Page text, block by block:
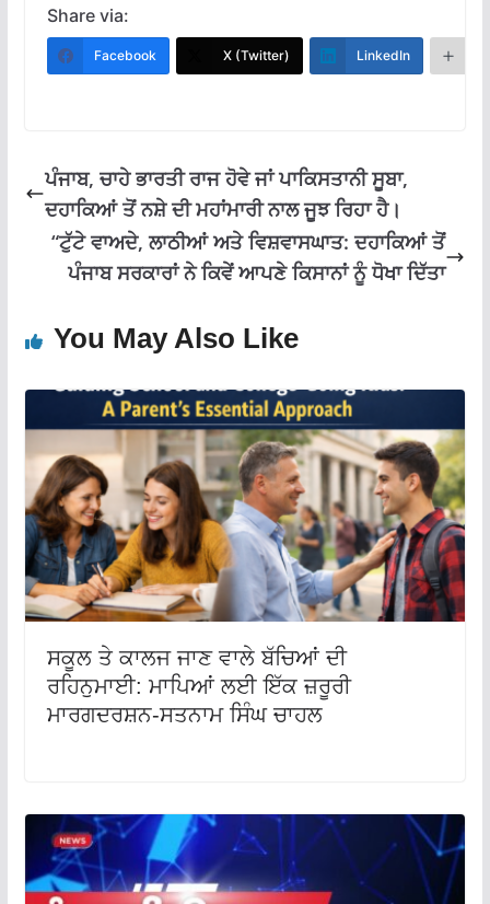
e
b
k
at
s
p
e
gr
ai
l
ar
e
Share via:
Facebook X (Twitter) LinkedIn
ਪੰਜਾਬ, ਚਾਹੇ ਭਾਰਤੀ ਰਾਜ ਹੋਵੇ ਜਾਂ ਪਾਕਿਸਤਾਨੀ ਸੂਬਾ,
ਦਹਾਕਿਆਂ ਤੋਂ ਨਸ਼ੇ ਦੀ ਮਹਾਂਮਾਰੀ ਨਾਲ ਜੂਝ ਰਿਹਾ ਹੈ।
“ਟੁੱਟੇ ਵਾਅਦੇ, ਲਾਠੀਆਂ ਅਤੇ ਵਿਸ਼ਵਾਸਘਾਤ: ਦਹਾਕਿਆਂ ਤੋਂ
ਪੰਜਾਬ ਸਰਕਾਰਾਂ ਨੇ ਕਿਵੇਂ ਆਪਣੇ ਕਿਸਾਨਾਂ ਨੂੰ ਧੋਖਾ ਦਿੱਤਾ
You May Also Like
ਸਕੂਲ ਤੇ ਕਾਲਜ ਜਾਣ ਵਾਲੇ ਬੱਚਿਆਂ ਦੀ
ਰਹਿਨੁਮਾਈ: ਮਾਪਿਆਂ ਲਈ ਇੱਕ ਜ਼ਰੂਰੀ
ਮਾਰਗਦਰਸ਼ਨ-ਸਤਨਾਮ ਸਿੰਘ ਚਾਹਲ